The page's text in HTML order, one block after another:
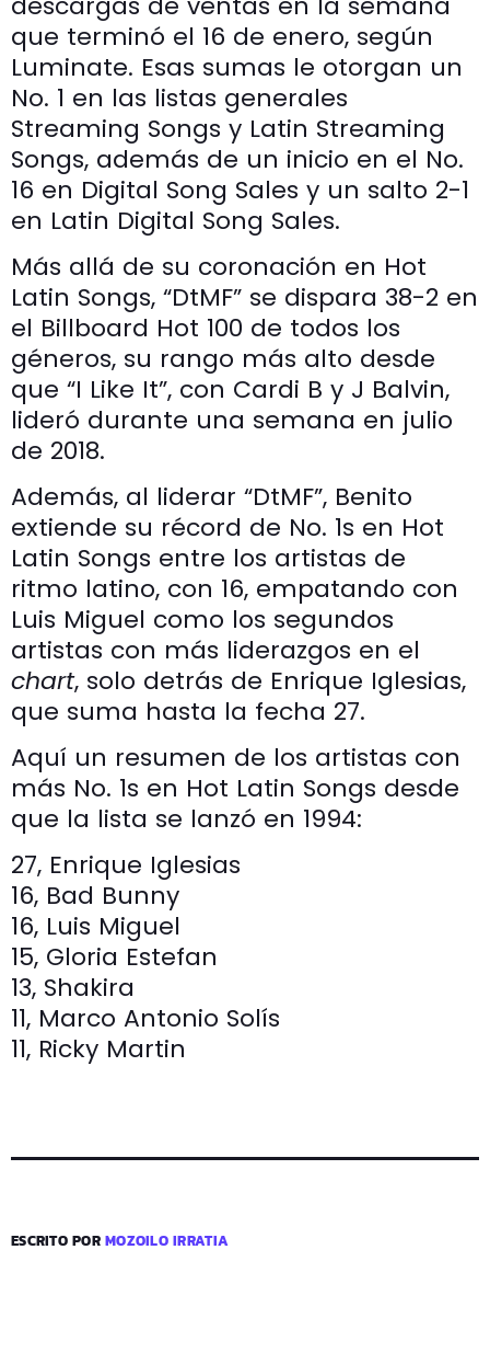
que terminó el 16 de enero, según
Luminate. Esas sumas le otorgan un
No. 1 en las listas generales
Streaming Songs y Latin Streaming
Songs, además de un inicio en el No.
16 en Digital Song Sales y un salto 2-1
en Latin Digital Song Sales.
Más allá de su coronación en Hot
Latin Songs, “DtMF” se dispara 38-2 en
el Billboard Hot 100 de todos los
géneros, su rango más alto desde
que “I Like It”, con Cardi B y J Balvin,
lideró durante una semana en julio
de 2018.
Además, al liderar “DtMF”, Benito
extiende su récord de No. 1s en Hot
Latin Songs entre los artistas de
ritmo latino, con 16, empatando con
Luis Miguel como los segundos
artistas con más liderazgos en el
chart, solo detrás de Enrique Iglesias,
que suma hasta la fecha 27.
Aquí un resumen de los artistas con
más No. 1s en Hot Latin Songs desde
que la lista se lanzó en 1994:
27, Enrique Iglesias
16, Bad Bunny
16, Luis Miguel
15, Gloria Estefan
13, Shakira
11, Marco Antonio Solís
11, Ricky Martin
ESCRITO PORMOZOILO IRRATIA